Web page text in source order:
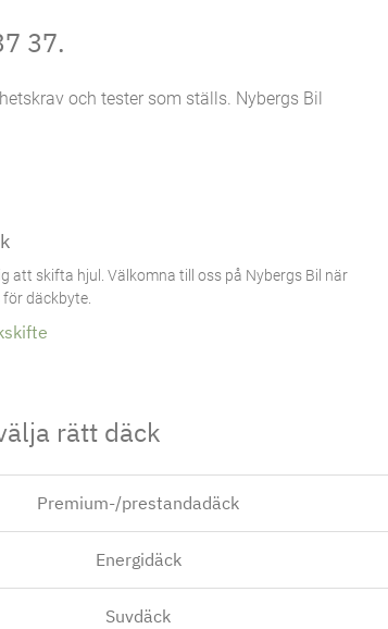
37.
och tester som ställs. Nybergs Bil
att skifta hjul. Välkomna till oss på Nybergs Bil när
däckbyte.
rätt däck
Premium-/prestandadäck
Energidäck
Suvdäck